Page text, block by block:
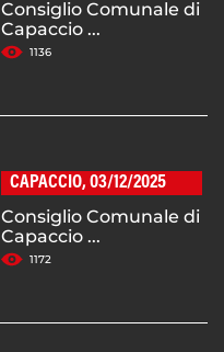
Consiglio Comunale di
Capaccio ...
1136
CAPACCIO, 03/12/2025
Consiglio Comunale di
Capaccio ...
1172